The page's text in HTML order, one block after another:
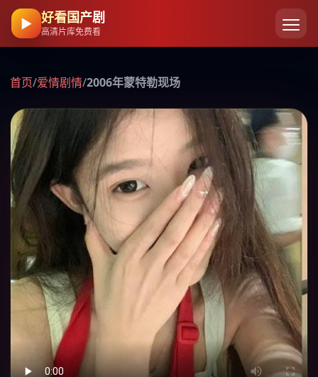
▶ 好看国产剧
高清片库免费看
首页/爱情剧情/2006年蒙特勒现场